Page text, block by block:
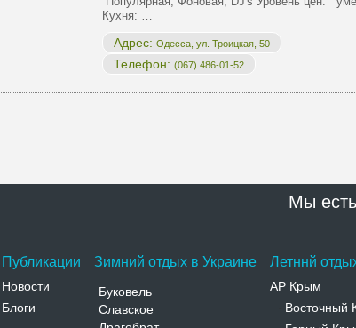
Кухня: …
Адрес: Одесса, ул. Троицкая, 50
Телефон: (067) 486-01-52
Мы
Публикации
Новости
Блоги
Зимний отдых в Украине
Буковель
Славское
Летннй
АР Крым
Восточный